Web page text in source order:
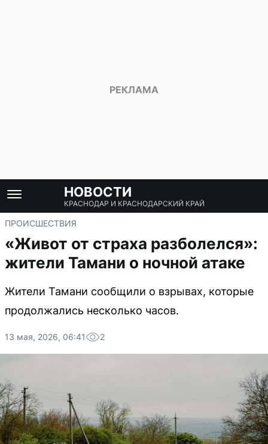
НОВОСТИ
КРАСНОДАР И КРАСНОДАРСКИЙ КРАЙ
ПРОИСШЕСТВИЯ
«Живот от страха разболелся»:
жители Тамани о ночной атаке
Жители Тамани сообщили о взрывах, которые
продолжались несколько часов.
13 мая, 2026, 06:41 2